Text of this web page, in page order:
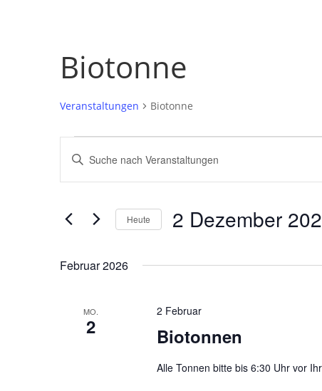
Biotonne
Veranstaltungen Biotonne
Veranstaltungen
Veranstaltungen
Suche
und
Navigation
Bitte
eingeben.
nach
Heute 2 Dezember
Februar 2026
MO.
2 Biotonnen
2 Februar
Alle Tonnen bitte bis 6:30 Uhr vor